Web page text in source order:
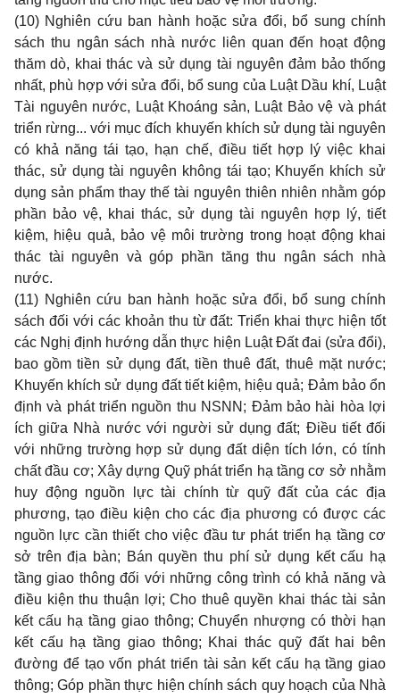
(10) Nghiên cứu ban hành hoặc sửa đổi, bổ sung chính
sách thu ngân sách nhà nước liên quan đến hoạt động
thăm dò, khai thác và sử dụng tài nguyên đảm bảo thống
nhất, phù hợp với sửa đổi, bổ sung của Luật Dầu khí, Luật
Tài nguyên nước, Luật Khoáng sản, Luật Bảo vệ và phát
triển rừng... với mục đích khuyến khích sử dụng tài nguyên
có khả năng tái tạo, hạn chế, điều tiết hợp lý việc khai
thác, sử dụng tài nguyên không tái tạo; Khuyến khích sử
dụng sản phẩm thay thế tài nguyên thiên nhiên nhằm góp
phần bảo vệ, khai thác, sử dụng tài nguyên hợp lý, tiết
kiệm, hiệu quả, bảo vệ môi trường trong hoạt động khai
thác tài nguyên và góp phần tăng thu ngân sách nhà
nước.
(11) Nghiên cứu ban hành hoặc sửa đổi, bổ sung chính
sách đối với các khoản thu từ đất: Triển khai thực hiện tốt
các Nghịđịnh hướng dẫn thực hiện Luật Đất đai (sửa đổi),
bao gồm tiền sử dụng đất, tiền thuê đất, thuê mặt nước;
Khuyến khích sử dụng đất tiết kiệm, hiệu quả; Đảm bảo ổn
định và phát triển nguồn thu NSNN; Đảm bảo hài hòa lợi
ích giữa Nhà nước với người sử dụng đất; Điều tiết đối
với những trường hợp sử dụng đất diện tích lớn, có tính
chất đầu cơ; Xây dựng Quỹ phát triển hạ tầng cơ sở nhằm
huy động nguồn lực tài chính từ quỹ đất của các địa
phương, tạo điều kiện cho các địa phương có được các
nguồn lực cần thiết cho việc đầu tư phát triển hạ tầng cơ
sở trên địa bàn; Bán quyền thu phí sử dụng kết cấu hạ
tầng giao thông đối với những công trình có khả năng và
điều kiện thu thuận lợi; Cho thuê quyền khai thác tài sản
kết cấu hạ tầng giao thông; Chuyển nhượng có thời hạn
kết cấu hạ tầng giao thông; Khai thác quỹ đất hai bên
đường để tạo vốn phát triển tài sản kết cấu hạ tầng giao
thông; Góp phần thực hiện chính sách quy hoạch của Nhà